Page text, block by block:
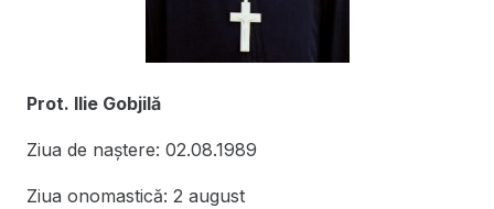
Prot. Ilie Gobjilă
Ziua de naștere: 02.08.1989
Ziua onomastică: 2 august